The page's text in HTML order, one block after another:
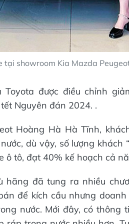
tại showroom Kia Mazda
Toyota được điều chỉnh
Nguyên đán 2024. .
Hoàng Hà Hà Tĩnh,
dù vậy, số lượng khách
ô tô, đạt 40% kế hoạch cả
hãng đã tung ra nhiều
để kích cầu nhưng
nước. Mới đây, có thông